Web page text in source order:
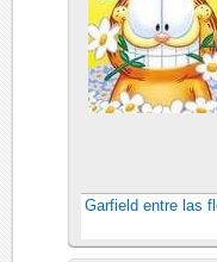
Garfield entre las